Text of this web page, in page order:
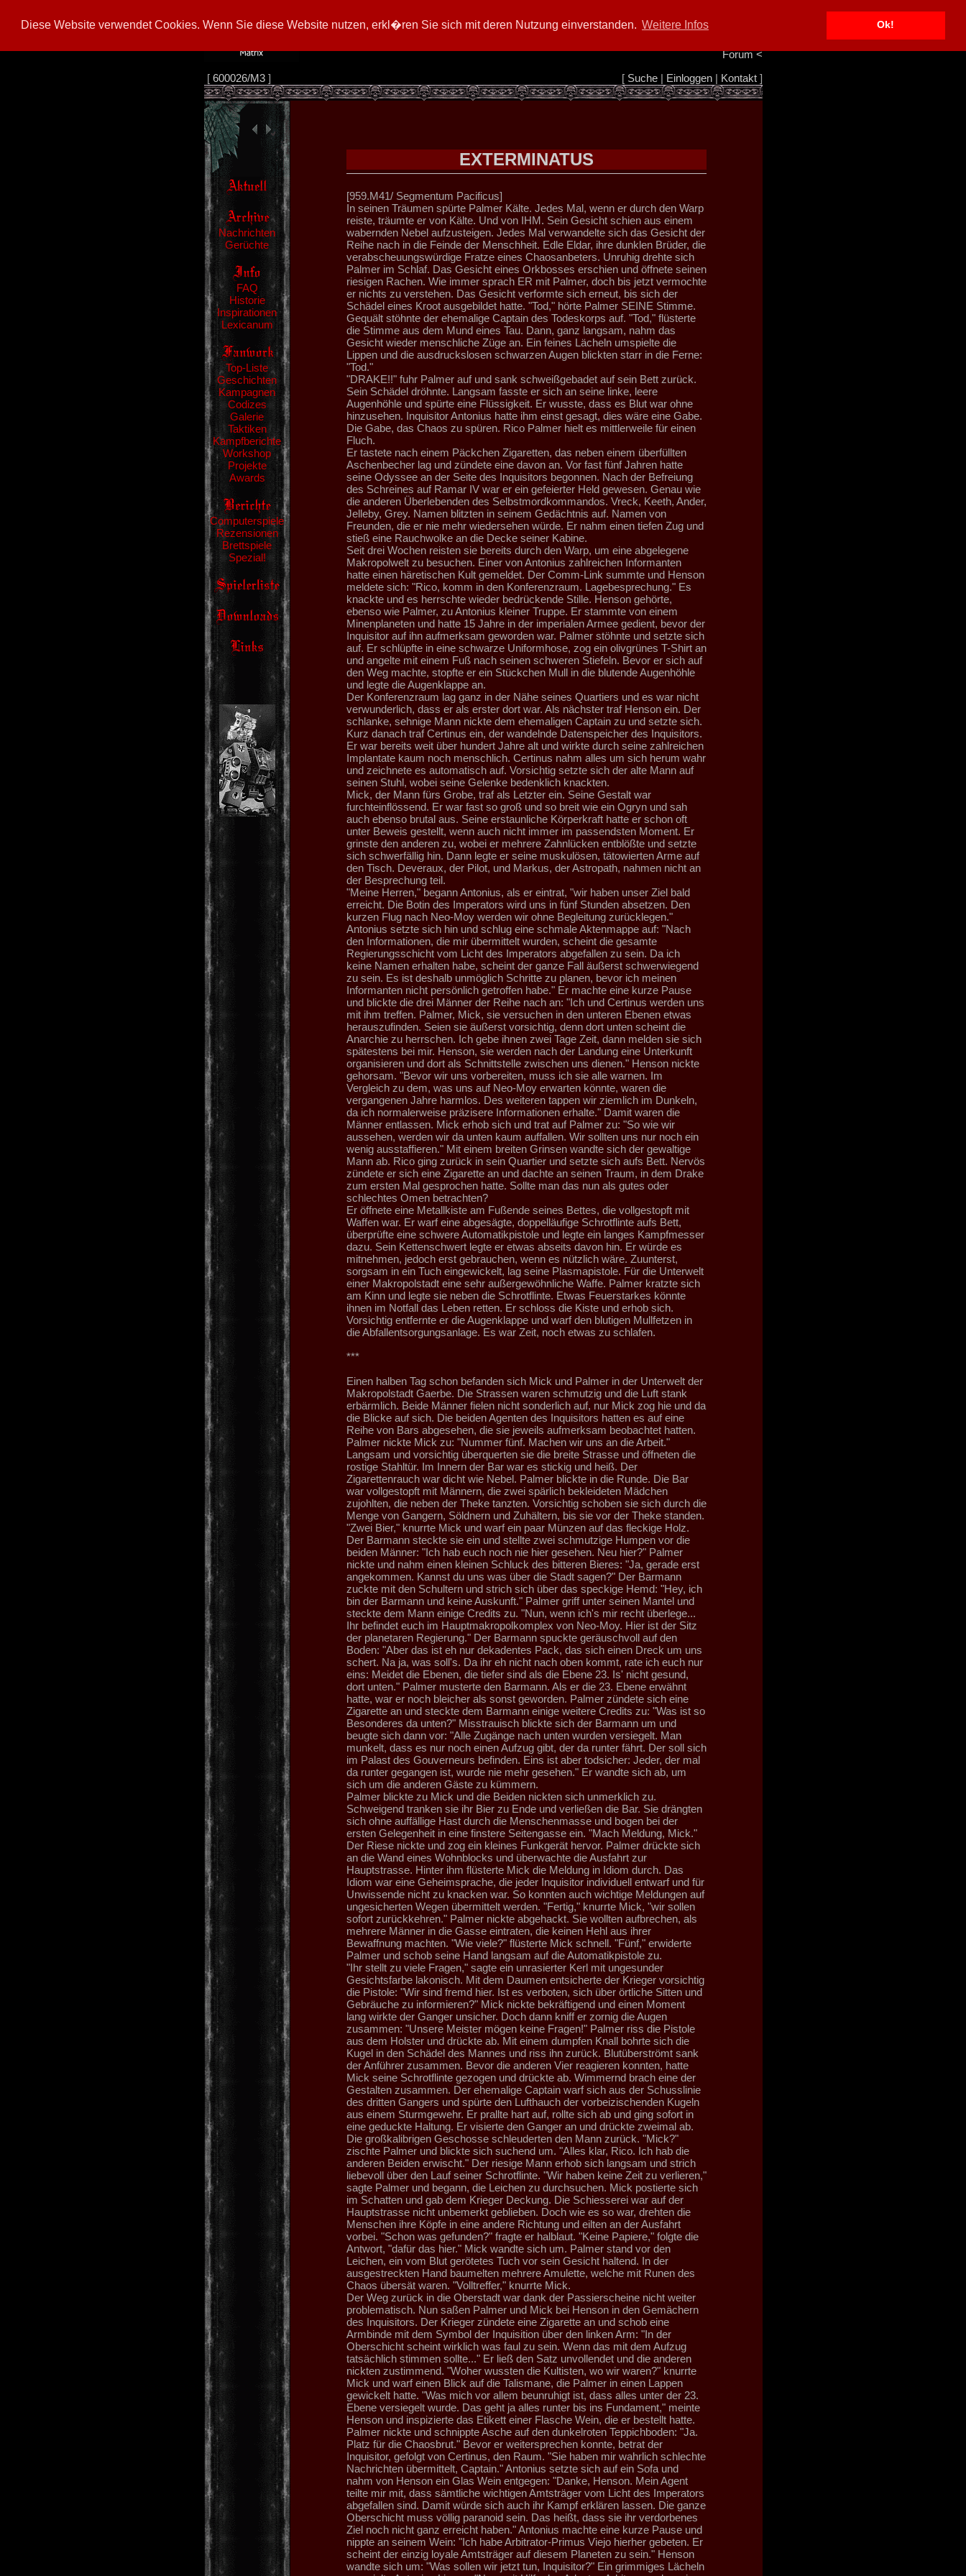
Diese Website verwendet Cookies. Wenn Sie diese Website nutzen, erkl�ren Sie sich mit deren Nutzung einverstanden. Weitere Infos Ok!
Info/Impressum
Forum<
[ 600026/M3] [ Suche| Einloggen| Kontakt]
Nachrichten
Gerüchte
FAQ
Historie
Inspirationen
Lexicanum
Top-Liste
Geschichten
Kampagnen
Codizes
Galerie
Taktiken
Kampfberichte
Workshop
Projekte
Awards
Computerspiele
Rezensionen
Brettspiele
Spezial!
EXTERMINATUS
[959.M41/ Segmentum Pacificus]
In seinen Träumen spürte Palmer Kälte. Jedes Mal, wenn er durch den Warp
reiste, träumte er von Kälte. Und von IHM. Sein Gesicht schien aus einem
wabernden Nebel aufzusteigen. Jedes Mal verwandelte sich das Gesicht der
Reihe nach in die Feinde der Menschheit. Edle Eldar, ihre dunklen Brüder, die
verabscheuungswürdige Fratze eines Chaosanbeters. Unruhig drehte sich
Palmer im Schlaf. Das Gesicht eines Orkbosses erschien und öffnete seinen
riesigen Rachen. Wie immer sprach ER mit Palmer, doch bis jetzt vermochte
er nichts zu verstehen. Das Gesicht verformte sich erneut, bis sich der
Schädel eines Kroot ausgebildet hatte. "Tod," hörte Palmer SEINE Stimme.
Gequält stöhnte der ehemalige Captain des Todeskorps auf. "Tod," flüsterte
die Stimme aus dem Mund eines Tau. Dann, ganz langsam, nahm das
Gesicht wieder menschliche Züge an. Ein feines Lächeln umspielte die
Lippen und die ausdruckslosen schwarzen Augen blickten starr in die Ferne:
"Tod."
"DRAKE!!" fuhr Palmer auf und sank schweißgebadet auf sein Bett zurück.
Sein Schädel dröhnte. Langsam fasste er sich an seine linke, leere
Augenhöhle und spürte eine Flüssigkeit. Er wusste, dass es Blut war ohne
hinzusehen. Inquisitor Antonius hatte ihm einst gesagt, dies wäre eine Gabe.
Die Gabe, das Chaos zu spüren. Rico Palmer hielt es mittlerweile für einen
Fluch.
Er tastete nach einem Päckchen Zigaretten, das neben einem überfüllten
Aschenbecher lag und zündete eine davon an. Vor fast fünf Jahren hatte
seine Odyssee an der Seite des Inquisitors begonnen. Nach der Befreiung
des Schreines auf Ramar IV war er ein gefeierter Held gewesen. Genau wie
die anderen Überlebenden des Selbstmordkommandos. Vreck, Keeth, Ander,
Jelleby, Grey. Namen blitzten in seinem Gedächtnis auf. Namen von
Freunden, die er nie mehr wiedersehen würde. Er nahm einen tiefen Zug und
stieß eine Rauchwolke an die Decke seiner Kabine.
Seit drei Wochen reisten sie bereits durch den Warp, um eine abgelegene
Makropolwelt zu besuchen. Einer von Antonius zahlreichen Informanten
hatte einen häretischen Kult gemeldet. Der Comm-Link summte und Henson
meldete sich: "Rico, komm in den Konferenzraum. Lagebesprechung." Es
knackte und es herrschte wieder bedrückende Stille. Henson gehörte,
ebenso wie Palmer, zu Antonius kleiner Truppe. Er stammte von einem
Minenplaneten und hatte 15 Jahre in der imperialen Armee gedient, bevor der
Inquisitor auf ihn aufmerksam geworden war. Palmer stöhnte und setzte sich
auf. Er schlüpfte in eine schwarze Uniformhose, zog ein olivgrünes T-Shirt an
und angelte mit einem Fuß nach seinen schweren Stiefeln. Bevor er sich auf
den Weg machte, stopfte er ein Stückchen Mull in die blutende Augenhöhle
und legte die Augenklappe an.
Der Konferenzraum lag ganz in der Nähe seines Quartiers und es war nicht
verwunderlich, dass er als erster dort war. Als nächster traf Henson ein. Der
schlanke, sehnige Mann nickte dem ehemaligen Captain zu und setzte sich.
Kurz danach traf Certinus ein, der wandelnde Datenspeicher des Inquisitors.
Er war bereits weit über hundert Jahre alt und wirkte durch seine zahlreichen
Implantate kaum noch menschlich. Certinus nahm alles um sich herum wahr
und zeichnete es automatisch auf. Vorsichtig setzte sich der alte Mann auf
seinen Stuhl, wobei seine Gelenke bedenklich knackten.
Mick, der Mann fürs Grobe, traf als Letzter ein. Seine Gestalt war
furchteinflössend. Er war fast so groß und so breit wie ein Ogryn und sah
auch ebenso brutal aus. Seine erstaunliche Körperkraft hatte er schon oft
unter Beweis gestellt, wenn auch nicht immer im passendsten Moment. Er
grinste den anderen zu, wobei er mehrere Zahnlücken entblößte und setzte
sich schwerfällig hin. Dann legte er seine muskulösen, tätowierten Arme auf
den Tisch. Deveraux, der Pilot, und Markus, der Astropath, nahmen nicht an
der Besprechung teil.
"Meine Herren," begann Antonius, als er eintrat, "wir haben unser Ziel bald
erreicht. Die Botin des Imperators wird uns in fünf Stunden absetzen. Den
kurzen Flug nach Neo-Moy werden wir ohne Begleitung zurücklegen."
Antonius setzte sich hin und schlug eine schmale Aktenmappe auf: "Nach
den Informationen, die mir übermittelt wurden, scheint die gesamte
Regierungsschicht vom Licht des Imperators abgefallen zu sein. Da ich
keine Namen erhalten habe, scheint der ganze Fall äußerst schwerwiegend
zu sein. Es ist deshalb unmöglich Schritte zu planen, bevor ich meinen
Informanten nicht persönlich getroffen habe." Er machte eine kurze Pause
und blickte die drei Männer der Reihe nach an: "Ich und Certinus werden uns
mit ihm treffen. Palmer, Mick, sie versuchen in den unteren Ebenen etwas
herauszufinden. Seien sie äußerst vorsichtig, denn dort unten scheint die
Anarchie zu herrschen. Ich gebe ihnen zwei Tage Zeit, dann melden sie sich
spätestens bei mir. Henson, sie werden nach der Landung eine Unterkunft
organisieren und dort als Schnittstelle zwischen uns dienen." Henson nickte
gehorsam. "Bevor wir uns vorbereiten, muss ich sie alle warnen. Im
Vergleich zu dem, was uns auf Neo-Moy erwarten könnte, waren die
vergangenen Jahre harmlos. Des weiteren tappen wir ziemlich im Dunkeln,
da ich normalerweise präzisere Informationen erhalte." Damit waren die
Männer entlassen. Mick erhob sich und trat auf Palmer zu: "So wie wir
aussehen, werden wir da unten kaum auffallen. Wir sollten uns nur noch ein
wenig ausstaffieren." Mit einem breiten Grinsen wandte sich der gewaltige
Mann ab. Rico ging zurück in sein Quartier und setzte sich aufs Bett. Nervös
zündete er sich eine Zigarette an und dachte an seinen Traum, in dem Drake
zum ersten Mal gesprochen hatte. Sollte man das nun als gutes oder
schlechtes Omen betrachten?
Er öffnete eine Metallkiste am Fußende seines Bettes, die vollgestopft mit
Waffen war. Er warf eine abgesägte, doppelläufige Schrotflinte aufs Bett,
überprüfte eine schwere Automatikpistole und legte ein langes Kampfmesser
dazu. Sein Kettenschwert legte er etwas abseits davon hin. Er würde es
mitnehmen, jedoch erst gebrauchen, wenn es nützlich wäre. Zuunterst,
sorgsam in ein Tuch eingewickelt, lag seine Plasmapistole. Für die Unterwelt
einer Makropolstadt eine sehr außergewöhnliche Waffe. Palmer kratzte sich
am Kinn und legte sie neben die Schrotflinte. Etwas Feuerstarkes könnte
ihnen im Notfall das Leben retten. Er schloss die Kiste und erhob sich.
Vorsichtig entfernte er die Augenklappe und warf den blutigen Mullfetzen in
die Abfallentsorgungsanlage. Es war Zeit, noch etwas zu schlafen.
***
Einen halben Tag schon befanden sich Mick und Palmer in der Unterwelt der
Makropolstadt Gaerbe. Die Strassen waren schmutzig und die Luft stank
erbärmlich. Beide Männer fielen nicht sonderlich auf, nur Mick zog hie und da
die Blicke auf sich. Die beiden Agenten des Inquisitors hatten es auf eine
Reihe von Bars abgesehen, die sie jeweils aufmerksam beobachtet hatten.
Palmer nickte Mick zu: "Nummer fünf. Machen wir uns an die Arbeit."
Langsam und vorsichtig überquerten sie die breite Strasse und öffneten die
rostige Stahltür. Im Innern der Bar war es stickig und heiß. Der
Zigarettenrauch war dicht wie Nebel. Palmer blickte in die Runde. Die Bar
war vollgestopft mit Männern, die zwei spärlich bekleideten Mädchen
zujohlten, die neben der Theke tanzten. Vorsichtig schoben sie sich durch die
Menge von Gangern, Söldnern und Zuhältern, bis sie vor der Theke standen.
"Zwei Bier," knurrte Mick und warf ein paar Münzen auf das fleckige Holz.
Der Barmann steckte sie ein und stellte zwei schmutzige Humpen vor die
beiden Männer: "Ich hab euch noch nie hier gesehen. Neu hier?" Palmer
nickte und nahm einen kleinen Schluck des bitteren Bieres: "Ja, gerade erst
angekommen. Kannst du uns was über die Stadt sagen?" Der Barmann
zuckte mit den Schultern und strich sich über das speckige Hemd: "Hey, ich
bin der Barmann und keine Auskunft." Palmer griff unter seinen Mantel und
steckte dem Mann einige Credits zu. "Nun, wenn ich's mir recht überlege...
Ihr befindet euch im Hauptmakropolkomplex von Neo-Moy. Hier ist der Sitz
der planetaren Regierung." Der Barmann spuckte geräuschvoll auf den
Boden: "Aber das ist eh nur dekadentes Pack, das sich einen Dreck um uns
schert. Na ja, was soll's. Da ihr eh nicht nach oben kommt, rate ich euch nur
eins: Meidet die Ebenen, die tiefer sind als die Ebene 23. Is' nicht gesund,
dort unten." Palmer musterte den Barmann. Als er die 23. Ebene erwähnt
hatte, war er noch bleicher als sonst geworden. Palmer zündete sich eine
Zigarette an und steckte dem Barmann einige weitere Credits zu: "Was ist so
Besonderes da unten?" Misstrauisch blickte sich der Barmann um und
beugte sich dann vor: "Alle Zugänge nach unten wurden versiegelt. Man
munkelt, dass es nur noch einen Aufzug gibt, der da runter fährt. Der soll sich
im Palast des Gouverneurs befinden. Eins ist aber todsicher: Jeder, der mal
da runter gegangen ist, wurde nie mehr gesehen." Er wandte sich ab, um
sich um die anderen Gäste zu kümmern.
Palmer blickte zu Mick und die Beiden nickten sich unmerklich zu.
Schweigend tranken sie ihr Bier zu Ende und verließen die Bar. Sie drängten
sich ohne auffällige Hast durch die Menschenmasse und bogen bei der
ersten Gelegenheit in eine finstere Seitengasse ein. "Mach Meldung, Mick."
Der Riese nickte und zog ein kleines Funkgerät hervor. Palmer drückte sich
an die Wand eines Wohnblocks und überwachte die Ausfahrt zur
Hauptstrasse. Hinter ihm flüsterte Mick die Meldung in Idiom durch. Das
Idiom war eine Geheimsprache, die jeder Inquisitor individuell entwarf und für
Unwissende nicht zu knacken war. So konnten auch wichtige Meldungen auf
ungesicherten Wegen übermittelt werden. "Fertig," knurrte Mick, "wir sollen
sofort zurückkehren." Palmer nickte abgehackt. Sie wollten aufbrechen, als
mehrere Männer in die Gasse eintraten, die keinen Hehl aus ihrer
Bewaffnung machten. "Wie viele?" flüsterte Mick schnell. "Fünf," erwiderte
Palmer und schob seine Hand langsam auf die Automatikpistole zu.
"Ihr stellt zu viele Fragen," sagte ein unrasierter Kerl mit ungesunder
Gesichtsfarbe lakonisch. Mit dem Daumen entsicherte der Krieger vorsichtig
die Pistole: "Wir sind fremd hier. Ist es verboten, sich über örtliche Sitten und
Gebräuche zu informieren?" Mick nickte bekräftigend und einen Moment
lang wirkte der Ganger unsicher. Doch dann kniff er zornig die Augen
zusammen: "Unsere Meister mögen keine Fragen!" Palmer riss die Pistole
aus dem Holster und drückte ab. Mit einem dumpfen Knall bohrte sich die
Kugel in den Schädel des Mannes und riss ihn zurück. Blutüberströmt sank
der Anführer zusammen. Bevor die anderen Vier reagieren konnten, hatte
Mick seine Schrotflinte gezogen und drückte ab. Wimmernd brach eine der
Gestalten zusammen. Der ehemalige Captain warf sich aus der Schusslinie
des dritten Gangers und spürte den Lufthauch der vorbeizischenden Kugeln
aus einem Sturmgewehr. Er prallte hart auf, rollte sich ab und ging sofort in
eine geduckte Haltung. Er visierte den Ganger an und drückte zweimal ab.
Die großkalibrigen Geschosse schleuderten den Mann zurück. "Mick?"
zischte Palmer und blickte sich suchend um. "Alles klar, Rico. Ich hab die
anderen Beiden erwischt." Der riesige Mann erhob sich langsam und strich
liebevoll über den Lauf seiner Schrotflinte. "Wir haben keine Zeit zu verlieren,"
sagte Palmer und begann, die Leichen zu durchsuchen. Mick postierte sich
im Schatten und gab dem Krieger Deckung. Die Schiesserei war auf der
Hauptstrasse nicht unbemerkt geblieben. Doch wie es so war, drehten die
Menschen ihre Köpfe in eine andere Richtung und eilten an der Ausfahrt
vorbei. "Schon was gefunden?" fragte er halblaut. "Keine Papiere," folgte die
Antwort, "dafür das hier." Mick wandte sich um. Palmer stand vor den
Leichen, ein vom Blut gerötetes Tuch vor sein Gesicht haltend. In der
ausgestreckten Hand baumelten mehrere Amulette, welche mit Runen des
Chaos übersät waren. "Volltreffer," knurrte Mick.
Der Weg zurück in die Oberstadt war dank der Passierscheine nicht weiter
problematisch. Nun saßen Palmer und Mick bei Henson in den Gemächern
des Inquisitors. Der Krieger zündete eine Zigarette an und schob eine
Armbinde mit dem Symbol der Inquisition über den linken Arm: "In der
Oberschicht scheint wirklich was faul zu sein. Wenn das mit dem Aufzug
tatsächlich stimmen sollte..." Er ließ den Satz unvollendet und die anderen
nickten zustimmend. "Woher wussten die Kultisten, wo wir waren?" knurrte
Mick und warf einen Blick auf die Talismane, die Palmer in einen Lappen
gewickelt hatte. "Was mich vor allem beunruhigt ist, dass alles unter der 23.
Ebene versiegelt wurde. Das geht ja alles runter bis ins Fundament," meinte
Henson und inspizierte das Etikett einer Flasche Wein, die er bestellt hatte.
Palmer nickte und schnippte Asche auf den dunkelroten Teppichboden: "Ja.
Platz für die Chaosbrut." Bevor er weitersprechen konnte, betrat der
Inquisitor, gefolgt von Certinus, den Raum. "Sie haben mir wahrlich schlechte
Nachrichten übermittelt, Captain." Antonius setzte sich auf ein Sofa und
nahm von Henson ein Glas Wein entgegen: "Danke, Henson. Mein Agent
teilte mir mit, dass sämtliche wichtigen Amtsträger vom Licht des Imperators
abgefallen sind. Damit würde sich auch ihr Kampf erklären lassen. Die ganze
Oberschicht muss völlig paranoid sein. Das heißt, dass sie ihr verdorbenes
Ziel noch nicht ganz erreicht haben." Antonius machte eine kurze Pause und
nippte an seinem Wein: "Ich habe Arbitrator-Primus Viejo hierher gebeten. Er
scheint der einzig loyale Amtsträger auf diesem Planeten zu sein." Henson
wandte sich um: "Was sollen wir jetzt tun, Inquisitor?" Ein grimmiges Lächeln